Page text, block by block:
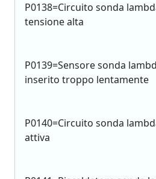
P0138=Circuito sonda
tensione alta
P0139=Sensore sonda
inserito troppo lentamente
P0140=Circuito sonda
attiva